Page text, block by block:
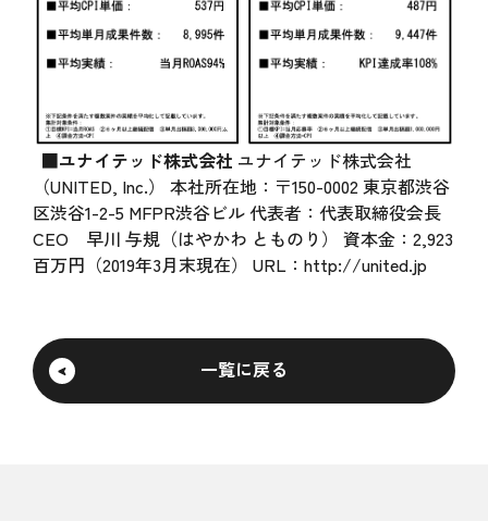
■ユナイテッド株式会社 ユナイテッド株式会社
（UNITED, Inc.） 本社所在地：〒150-0002 東京都渋谷
区渋谷1-2-5 MFPR渋谷ビル 代表者：代表取締役会長
CEO 早川 与規（はやかわ とものり） 資本金：2,923
百万円（2019年3月末現在） URL： http://united.jp
一覧に戻る